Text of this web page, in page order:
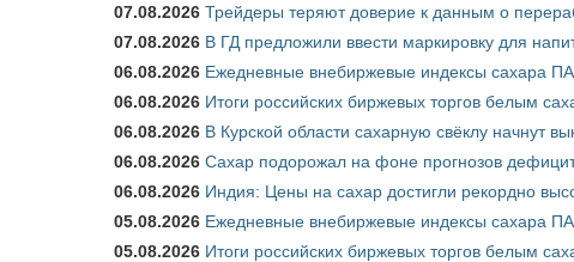
07.08.2026 Трейдеры теряют доверие к данным о
07.08.2026 В ГД предложили ввести маркировку для
06.08.2026 Ежедневные внебиржевые индексы сахара
06.08.2026 Итоги российских биржевых торгов белым
06.08.2026 В Курской области сахарную свёклу начнут
06.08.2026 Сахар подорожал на фоне прогнозов
06.08.2026 Индия: Цены на сахар достигли рекордно
05.08.2026 Ежедневные внебиржевые индексы сахара
05.08.2026 Итоги российских биржевых торгов белым